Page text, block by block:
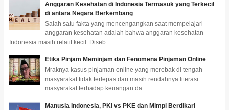
Anggaran Kesehatan di Indonesia Termasuk yang Terkecil
di antara Negara Berkembang
Salah satu fakta yang mencengangkan saat mempelajari
anggaran kesehatan adalah bahwa anggaran kesehatan
Indonesia masih relatif kecil. Diseb...
Etika Pinjam Meminjam dan Fenomena Pinjaman Online
Mraknya kasus pinjaman online yang merebak di tengah
masyarakat tidak terlepas dari masih rendahnya literasi
masyarakat terhadap keuangan da...
Manusia Indonesia, PKI vs PKE dan Mimpi Berdikari